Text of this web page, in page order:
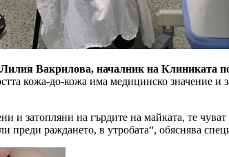
Лилия Вакрилова, началник на
кожа-до-кожа има медицинско значение и
и затопляни на гърдите на майката, те
преди раждането, в утробата“, обяснява